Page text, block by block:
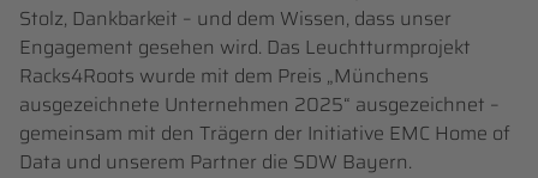
Stolz, Dankbarkeit – und dem Wissen, dass unser
Engagement gesehen wird. Das Leuchtturmprojekt
Racks4Roots wurde mit dem Preis „Münchens
ausgezeichnete Unternehmen 2025“ ausgezeichnet –
gemeinsam mit den Trägern der Initiative EMC Home of
Data und unserem Partner die SDW Bayern.